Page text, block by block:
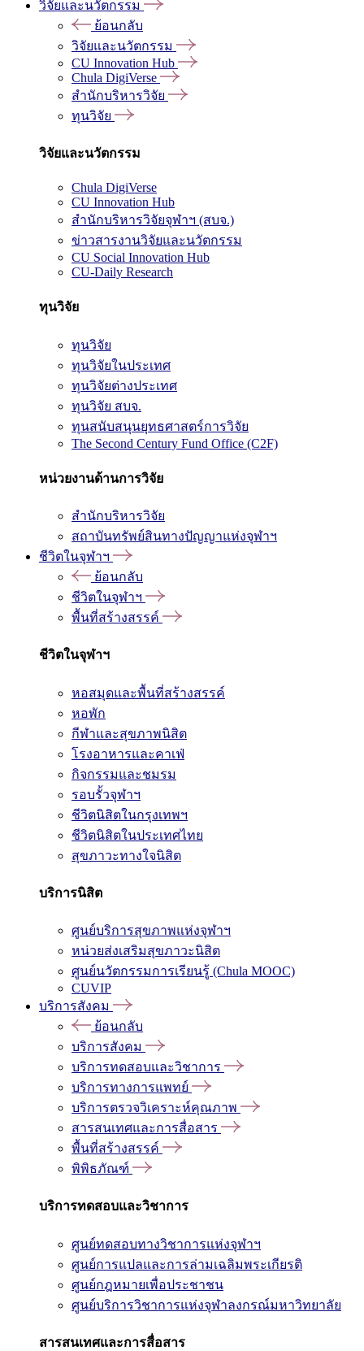
วิจัยและนวัตกรรม
ย้อนกลับ
วิจัยและนวัตกรรม
CU Innovation Hub
Chula DigiVerse
สำนักบริหารวิจัย
ทุนวิจัย
วิจัยและนวัตกรรม
Chula DigiVerse
CU Innovation Hub
สำนักบริหารวิจัยจุฬาฯ (สบจ.)
ข่าวสารงานวิจัยและนวัตกรรม
CU Social Innovation Hub
CU-Daily Research
ทุนวิจัย
ทุนวิจัย
ทุนวิจัยในประเทศ
ทุนวิจัยต่างประเทศ
ทุนวิจัย สบจ.
ทุนสนับสนุนยุทธศาสตร์การวิจัย
The Second Century Fund Office (C2F)
หน่วยงานด้านการวิจัย
สำนักบริหารวิจัย
สถาบันทรัพย์สินทางปัญญาแห่งจุฬาฯ
ชีวิตในจุฬาฯ
ย้อนกลับ
ชีวิตในจุฬาฯ
พื้นที่สร้างสรรค์
ชีวิตในจุฬาฯ
หอสมุดและพื้นที่สร้างสรรค์
หอพัก
กีฬาและสุขภาพนิสิต
โรงอาหารและคาเฟ่
กิจกรรมและชมรม
รอบรั้วจุฬาฯ
ชีวิตนิสิตในกรุงเทพฯ
ชีวิตนิสิตในประเทศไทย
สุขภาวะทางใจนิสิต
บริการนิสิต
ศูนย์บริการสุขภาพแห่งจุฬาฯ
หน่วยส่งเสริมสุขภาวะนิสิต
ศูนย์นวัตกรรมการเรียนรู้ (Chula MOOC)
CUVIP
บริการสังคม
ย้อนกลับ
บริการสังคม
บริการทดสอบและวิชาการ
บริการทางการแพทย์
บริการตรวจวิเคราะห์คุณภาพ
สารสนเทศและการสื่อสาร
พื้นที่สร้างสรรค์
พิพิธภัณฑ์
บริการทดสอบและวิชาการ
ศูนย์ทดสอบทางวิชาการแห่งจุฬาฯ
ศูนย์การแปลและการล่ามเฉลิมพระเกียรติ
ศูนย์กฎหมายเพื่อประชาชน
ศูนย์บริการวิชาการแห่งจุฬาลงกรณ์มหาวิทยาลัย
สารสนเทศและการสื่อสาร